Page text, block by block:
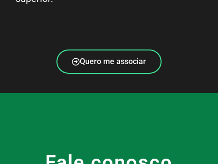
Quero me associar